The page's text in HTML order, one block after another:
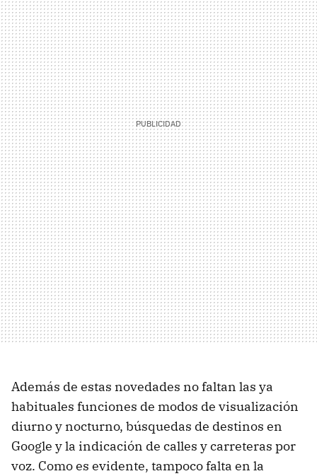
Además de estas novedades no faltan las ya
habituales funciones de modos de visualización
diurno y nocturno, búsquedas de destinos en
Google y la indicación de calles y carreteras por
voz. Como es evidente, tampoco falta en la